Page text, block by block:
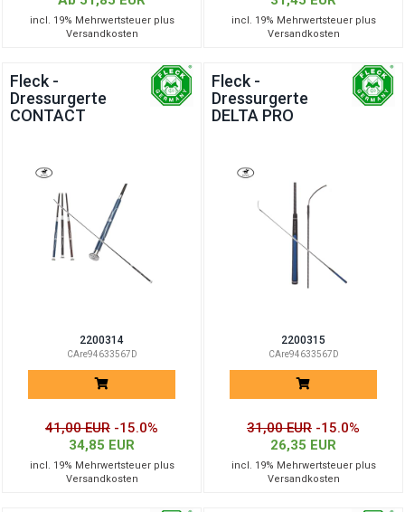
incl. 19% Mehrwertsteuer plus
Versandkosten
incl. 19% Mehrwertsteuer plus
Versandkosten
Fleck -
Dressurgerte
CONTACT
2200314
CAre94633567D
41,00 EUR -15.0%
34,85 EUR
incl. 19% Mehrwertsteuer plus
Versandkosten
Fleck -
Dressurgerte
DELTA PRO
2200315
CAre94633567D
31,00 EUR -15.0%
26,35 EUR
incl. 19% Mehrwertsteuer plus
Versandkosten